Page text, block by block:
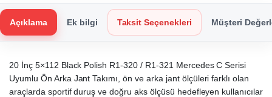
Açıklama Ek bilgi Taksit Seçenekleri Müşteri
20 İnç 5×112 Black Polish R1-320 / R1-321 Mercedes C Serisi
Uyumlu Ön Arka Jant Takımı, ön ve arka jant ölçüleri farklı olan
araçlarda sportif duruş ve doğru aks ölçüsü hedefleyen kullanıcılar